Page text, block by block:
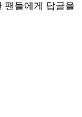
팬들에게 답글을